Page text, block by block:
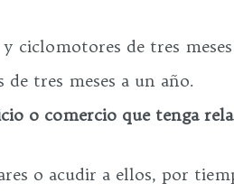
ciclomotores de tres
tres meses a un año.
o comercio que tenga
o acudir a ellos, por